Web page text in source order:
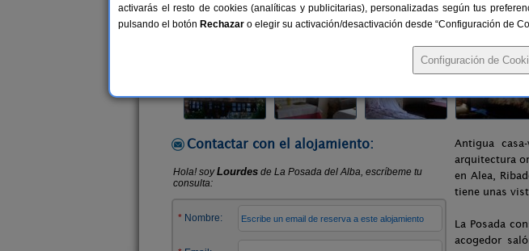
Alquiler por habitaciones 11 plazas 65 km de Oviedo
Contactar con el alojamiento:
Antigua
arquitectura
en Alea,
tiene unas
La Posada
acogedor
activarás el resto de cookies (analíticas y publicitarias), personalizadas según tus
pulsando el botón Rechazar o elegir su activación/desactivación desde “Configuración de